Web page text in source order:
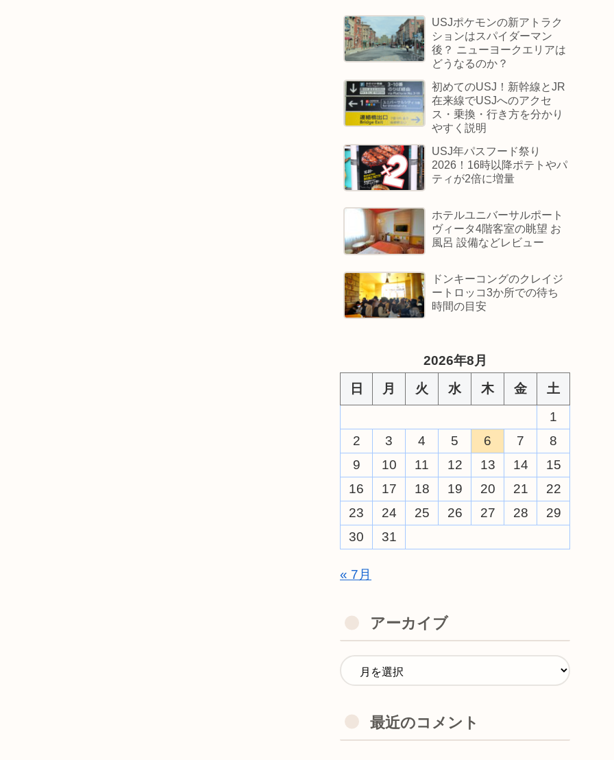
USJポケモンの新アトラク
ションはスパイダーマン
後？ ニューヨークエリアは
どうなるのか？
初めてのUSJ！新幹線とJR
在来線でUSJへのアクセ
ス・乗換・行き方を分かり
やすく説明
USJ年パスフード祭り
2026！16時以降ポテトやパ
ティが2倍に増量
ホテルユニバーサルポート
ヴィータ4階客室の眺望 お
風呂 設備などレビュー
ドンキーコングのクレイジ
ートロッコ3か所での待ち
時間の目安
2026年8月
日
月 火 水 木 金
土
1
2
3 4 5 6 7
8
9
10 11 12 13 14
15
16
17 18 19 20 21
22
23
24 25 26 27 28
29
30
31
« 7月
アーカイブ
最近のコメント